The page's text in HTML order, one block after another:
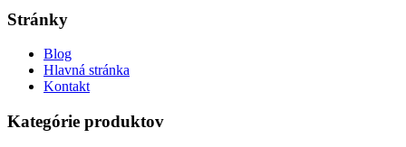
Stránky
Blog
Hlavná stránka
Kontakt
Kategórie produktov